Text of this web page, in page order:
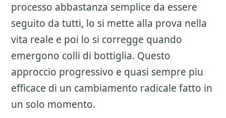
processo abbastanza semplice da essere
seguito da tutti, lo si mette alla prova nella
vita reale e poi lo si corregge quando
emergono colli di bottiglia. Questo
approccio progressivo e quasi sempre piu
efficace di un cambiamento radicale fatto in
un solo momento.